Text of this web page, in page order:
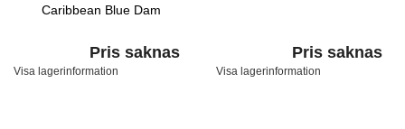
Caribbean Blue Dam
Pris saknas
Visa lagerinformation
Pris saknas
Visa lagerinformation